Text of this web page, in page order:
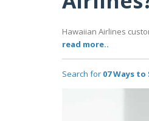
Hawaiian Airlines
read more..
Search for 07 Ways